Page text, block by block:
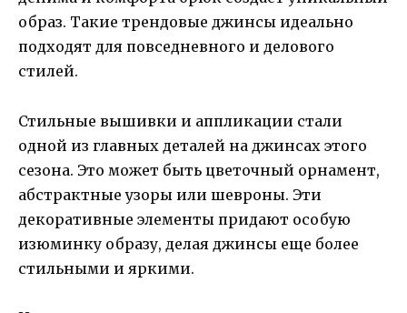
образ. Такие трендовые джинсы идеально
подходят для повседневного и делового
стилей.
Стильные вышивки и аппликации стали
одной из главных деталей на джинсах этого
сезона. Это может быть цветочный орнамент,
абстрактные узоры или шевроны. Эти
декоративные элементы придают особую
изюминку образу, делая джинсы еще более
стильными и яркими.